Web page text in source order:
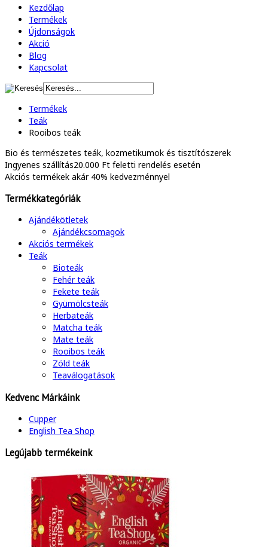
Kezdőlap
Termékek
Újdonságok
Akció
Blog
Kapcsolat
Termékek
Teák
Rooibos teák
Bio és természetes teák, kozmetikumok és tisztítószerek
Ingyenes szállítás20.000 Ft feletti rendelés esetén
Akciós termékek akár 40% kedvezménnyel
Termékkategóriák
Ajándékötletek
Ajándékcsomagok
Akciós termékek
Teák
Bioteák
Fehér teák
Fekete teák
Gyümölcsteák
Herbateák
Matcha teák
Mate teák
Rooibos teák
Zöld teák
Teaválogatások
Kedvenc Márkáink
Cupper
English Tea Shop
Legújabb termékeink